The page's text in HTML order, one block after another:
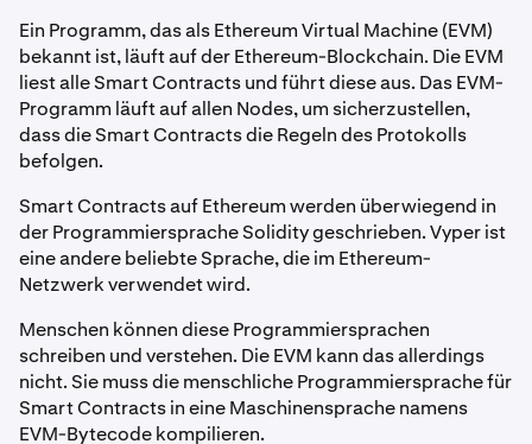
Ein Programm, das als Ethereum Virtual Machine (EVM)
bekannt ist, läuft auf der Ethereum-Blockchain. Die EVM
liest alle Smart Contracts und führt diese aus. Das EVM-
Programm läuft auf allen Nodes, um sicherzustellen,
dass die Smart Contracts die Regeln des Protokolls
befolgen.
Smart Contracts auf Ethereum werden überwiegend in
der Programmiersprache Solidity geschrieben. Vyper ist
eine andere beliebte Sprache, die im Ethereum-
Netzwerk verwendet wird.
Menschen können diese Programmiersprachen
schreiben und verstehen. Die EVM kann das allerdings
nicht. Sie muss die menschliche Programmiersprache für
Smart Contracts in eine Maschinensprache namens
EVM-Bytecode kompilieren.